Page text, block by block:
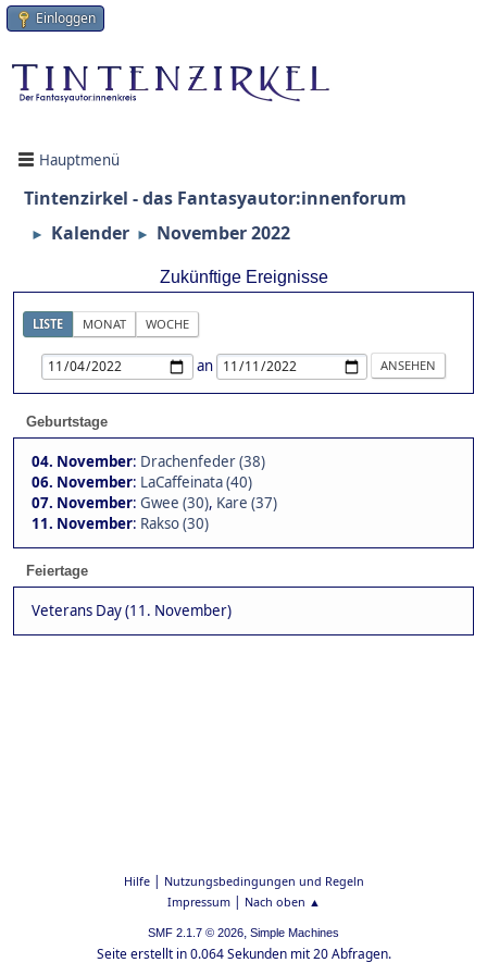
Einloggen
Hauptmenü
Tintenzirkel - das Fantasyautor:innenforum
► Kalender ► November 2022
Zukünftige Ereignisse
LISTE MONAT WOCHE
an
Geburtstage
04. November: Drachenfeder (38)
06. November: LaCaffeinata (40)
07. November: Gwee (30), Kare (37)
11. November: Rakso (30)
Feiertage
Veterans Day (11. November)
Hilfe| Nutzungsbedingungen und Regeln
Impressum| Nach oben ▲
SMF 2.1.7 © 2026, Simple Machines
Seite erstellt in 0.064 Sekunden mit 20 Abfragen.